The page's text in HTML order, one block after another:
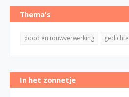
Thema's
dood en rouwverwerking
In het zonnetje